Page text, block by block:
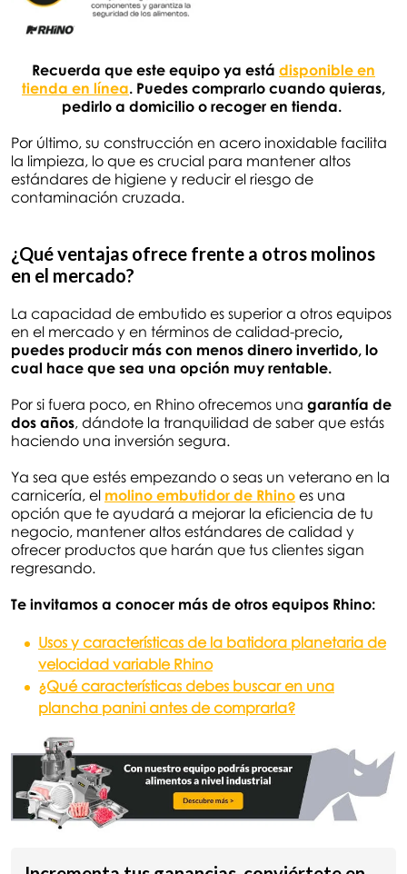
Recuerda que este equipo ya está disponible en
tienda en línea. Puedes comprarlo cuando quieras,
pedirlo a domicilio o recoger en tienda.
Por último, su construcción en acero inoxidable facilita
la limpieza, lo que es crucial para mantener altos
estándares de higiene y reducir el riesgo de
contaminación cruzada.
¿Qué ventajas ofrece frente a otros molinos
en el mercado?
La capacidad de embutido es superior a otros equipos
en el mercado y en términos de calidad-precio,
puedes producir más con menos dinero invertido, lo
cual hace que sea una opción muy rentable.
Por si fuera poco, en Rhino ofrecemos una garantía de
dos años, dándote la tranquilidad de saber que estás
haciendo una inversión segura.
Ya sea que estés empezando o seas un veterano en la
carnicería, el molino embutidor de Rhino es una
opción que te ayudará a mejorar la eficiencia de tu
negocio, mantener altos estándares de calidad y
ofrecer productos que harán que tus clientes sigan
regresando.
Te invitamos a conocer más de otros equipos Rhino:
Usos y características de la batidora planetaria de
velocidad variable Rhino
¿Qué características debes buscar en una
plancha panini antes de comprarla?